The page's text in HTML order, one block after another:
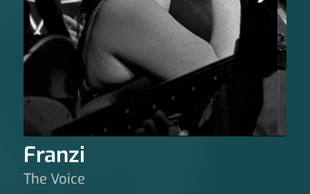
Franzi
The Voice